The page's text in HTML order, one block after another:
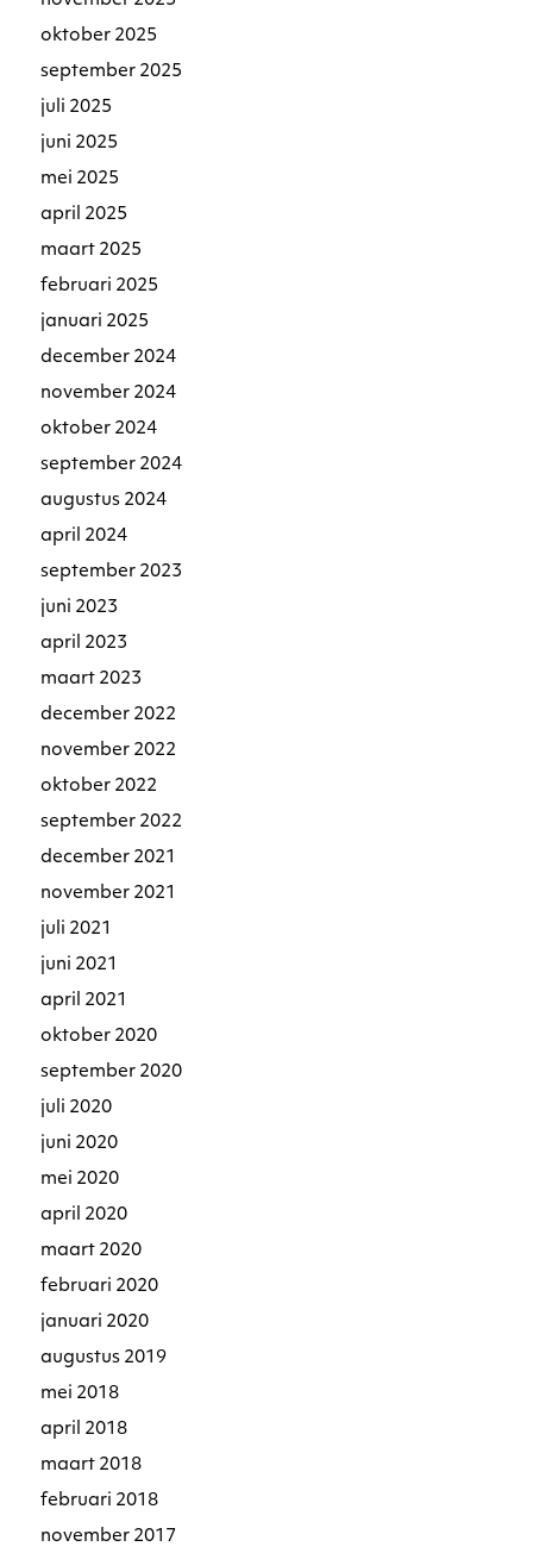
oktober 2025
september 2025
juli 2025
juni 2025
mei 2025
april 2025
maart 2025
februari 2025
januari 2025
december 2024
november 2024
oktober 2024
september 2024
augustus 2024
april 2024
september 2023
juni 2023
april 2023
maart 2023
december 2022
november 2022
oktober 2022
september 2022
december 2021
november 2021
juli 2021
juni 2021
april 2021
oktober 2020
september 2020
juli 2020
juni 2020
mei 2020
april 2020
maart 2020
februari 2020
januari 2020
augustus 2019
mei 2018
april 2018
maart 2018
februari 2018
november 2017